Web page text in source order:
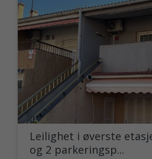
Leilighet i øverste
og 2 parkeringsp...